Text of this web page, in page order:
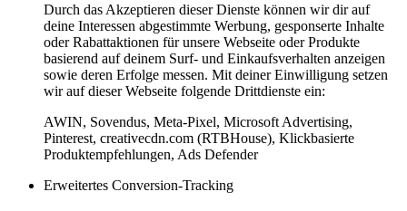
Durch das Akzeptieren dieser Dienste können wir dir auf
deine Interessen abgestimmte Werbung, gesponserte Inhalte
oder Rabattaktionen für unsere Webseite oder Produkte
basierend auf deinem Surf- und Einkaufsverhalten anzeigen
sowie deren Erfolge messen. Mit deiner Einwilligung setzen
wir auf dieser Webseite folgende Drittdienste ein:
AWIN, Sovendus, Meta-Pixel, Microsoft Advertising,
Pinterest, creativecdn.com (RTBHouse), Klickbasierte
Produktempfehlungen, Ads Defender
Erweitertes Conversion-Tracking